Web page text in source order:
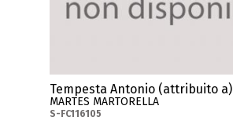
Tempesta Antonio (attribuito a)
MARTES MARTORELLA
S-FC116105